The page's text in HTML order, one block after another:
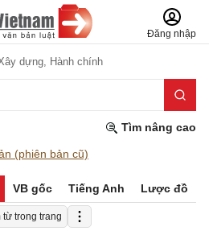
Đăng nhập
dựng, Hành chính
Tìm nâng cao
(phiên bản cũ)
VB gốc Tiếng Anh Lược đồ
từ trong trang